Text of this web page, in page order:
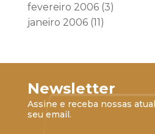
fevereiro 2006(3)
janeiro 2006(11)
Newsletter
Assine e receba nossas
seu email.